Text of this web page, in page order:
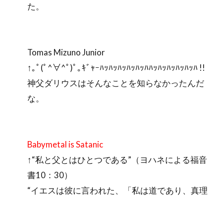
た。
Tomas Mizuno Junior
↑｡ﾟ(ﾟ^∀^ﾟ)ﾟ｡ｷﾞｬｰﾊｯﾊｯﾊｯﾊｯﾊｯﾊﾊｯﾊｯﾊｯﾊｯﾊｯﾊ !!
神父ダリウスはそんなことを知らなかったんだ
な。
Babymetal is Satanic
↑“私と父とはひとつである”（ヨハネによる福音
書10：30）
“イエスは彼に言われた、「私は道であり、真理